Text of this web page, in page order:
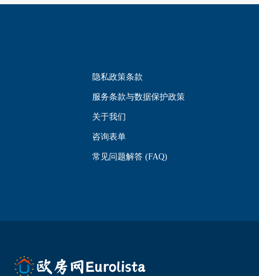
隐私政策条款
服务条款与数据保护政策
关于我们
咨询表单
常见问题解答 (FAQ)